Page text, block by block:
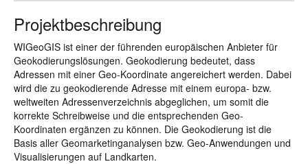
Projektbeschreibung
WIGeoGIS ist einer der führenden europäischen Anbieter für
Geokodierungslösungen. Geokodierung bedeutet, dass
Adressen mit einer Geo-Koordinate angereichert werden. Dabei
wird die zu geokodierende Adresse mit einem europa- bzw.
weltweiten Adressenverzeichnis abgeglichen, um somit die
korrekte Schreibweise und die entsprechenden Geo-
Koordinaten ergänzen zu können. Die Geokodierung ist die
Basis aller Geomarketinganalysen bzw. Geo-Anwendungen und
Visualisierungen auf Landkarten.